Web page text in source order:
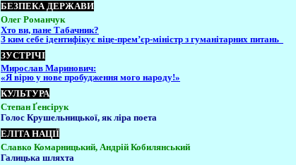
БЕЗПЕКА ДЕРЖАВИ
Олег Романчук
Хто ви, пане Табачник?
З ким себе ідентифікує віце-прем’єр-міністр з гуманітарних питань
ЗУСТРІЧІ
Мирослав Маринович:
«Я вірю у нове пробудження мого народу!»
КУЛЬТУРА
Степан Ґенсірук
Голос Крушельницької, як ліра поета
ЕЛІТА НАЦІЇ
Славко Комарницький, Андрій Кобилянський
Галицька шляхта